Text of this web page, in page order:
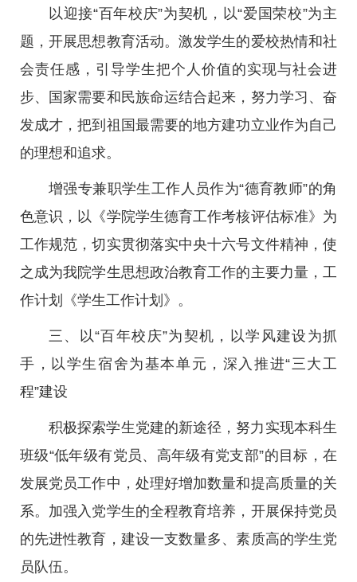
以迎接“百年校庆”为契机，以“爱国荣校”为主
题，开展思想教育活动。激发学生的爱校热情和社
会责任感，引导学生把个人价值的实现与社会进
步、国家需要和民族命运结合起来，努力学习、奋
发成才，把到祖国最需要的地方建功立业作为自己
的理想和追求。
增强专兼职学生工作人员作为“德育教师”的角
色意识，以《学院学生德育工作考核评估标准》为
工作规范，切实贯彻落实中央十六号文件精神，使
之成为我院学生思想政治教育工作的主要力量，工
作计划《学生工作计划》。
三、以“百年校庆”为契机，以学风建设为抓
手，以学生宿舍为基本单元，深入推进“三大工
程”建设
积极探索学生党建的新途径，努力实现本科生
班级“低年级有党员、高年级有党支部”的目标，在
发展党员工作中，处理好增加数量和提高质量的关
系。加强入党学生的全程教育培养，开展保持党员
的先进性教育，建设一支数量多、素质高的学生党
员队伍。